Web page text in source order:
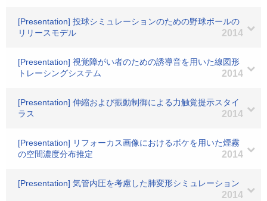
[Presentation] 投球シミュレーションのための野球ボールの
リリースモデル
2014
[Presentation] 視覚障がい者のための誘導音を用いた線図形
トレーシングシステム
2014
[Presentation] 伸縮および振動制御による力触覚提示スタイ
ラス
2014
[Presentation] リフォーカス画像におけるボケを用いた煙霧
の空間濃度分布推定
2014
[Presentation] 気管内圧を考慮した肺変形シミュレーション
2014